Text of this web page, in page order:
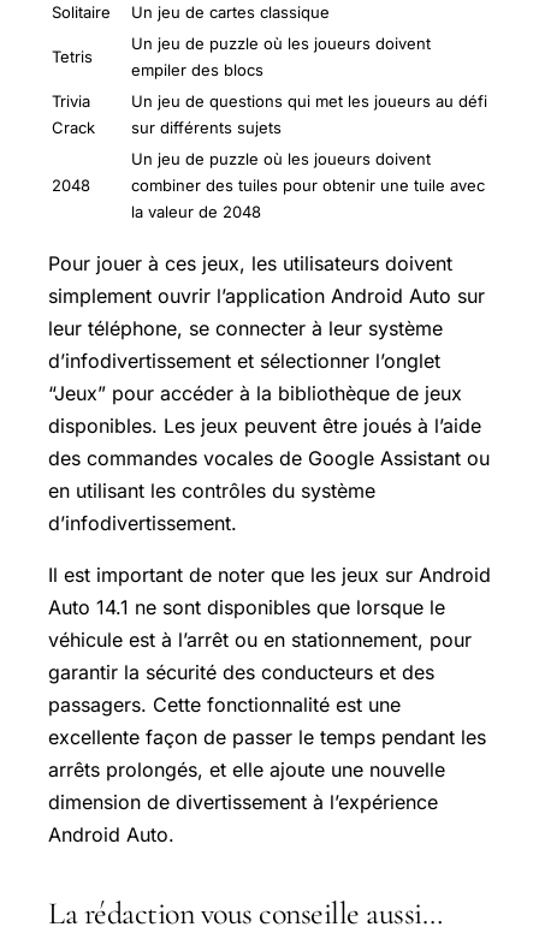
Solitaire
Un jeu de cartes classique
Tetris
Un jeu de puzzle où les joueurs doivent
empiler des blocs
Trivia
Crack
Un jeu de questions qui met les joueurs au défi
sur différents sujets
2048
Un jeu de puzzle où les joueurs doivent
combiner des tuiles pour obtenir une tuile avec
la valeur de 2048
Pour jouer à ces jeux, les utilisateurs doivent
simplement ouvrir l’application Android Auto sur
leur téléphone, se connecter à leur système
d’infodivertissement et sélectionner l’onglet
“Jeux” pour accéder à la bibliothèque de jeux
disponibles. Les jeux peuvent être joués à l’aide
des commandes vocales de Google Assistant ou
en utilisant les contrôles du système
d’infodivertissement.
Il est important de noter que les jeux sur Android
Auto 14.1 ne sont disponibles que lorsque le
véhicule est à l’arrêt ou en stationnement, pour
garantir la sécurité des conducteurs et des
passagers. Cette fonctionnalité est une
excellente façon de passer le temps pendant les
arrêts prolongés, et elle ajoute une nouvelle
dimension de divertissement à l’expérience
Android Auto.
La rédaction vous conseille aussi…